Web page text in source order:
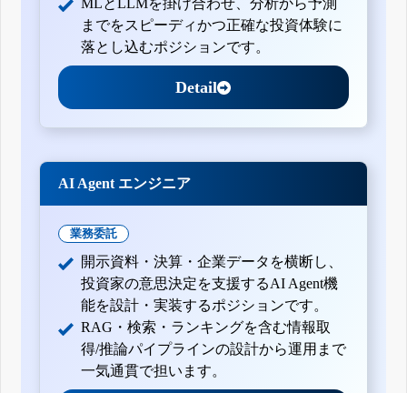
MLとLLMを掛け合わせ、分析から予測
までをスピーディかつ正確な投資体験に
落とし込むポジションです。
Detail
AI Agent エンジニア
業務委託
開示資料・決算・企業データを横断し、
投資家の意思決定を支援するAI Agent機
能を設計・実装するポジションです。
RAG・検索・ランキングを含む情報取
得/推論パイプラインの設計から運用まで
一気通貫で担います。